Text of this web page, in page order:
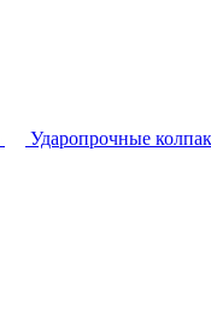
Ударопрочные